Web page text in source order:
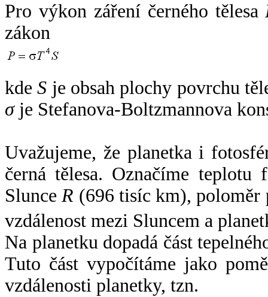
Pro výkon záření černého tělesa
zákon
kdeS je obsah plochy povrchu
σje Stefanova-Boltzmannova
Uvažujeme, že planetka i
černá tělesa. Označíme
SlunceR (696 tisíc km),
vzdálenost mezi Sluncem a
Na planetku dopadá část
Tuto část vypočítáme jako
vzdálenosti planetky, tzn.